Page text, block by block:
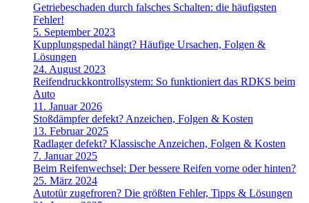
Getriebeschaden durch falsches Schalten: die häufigsten
Fehler!
5. September 2023
Kupplungspedal hängt? Häufige Ursachen, Folgen &
Lösungen
24. August 2023
Reifendruckkontrollsystem: So funktioniert das RDKS beim
Auto
11. Januar 2026
Stoßdämpfer defekt? Anzeichen, Folgen & Kosten
13. Februar 2025
Radlager defekt? Klassische Anzeichen, Folgen & Kosten
7. Januar 2025
Beim Reifenwechsel: Der bessere Reifen vorne oder hinten?
25. März 2024
Autotür zugefroren? Die größten Fehler, Tipps & Lösungen